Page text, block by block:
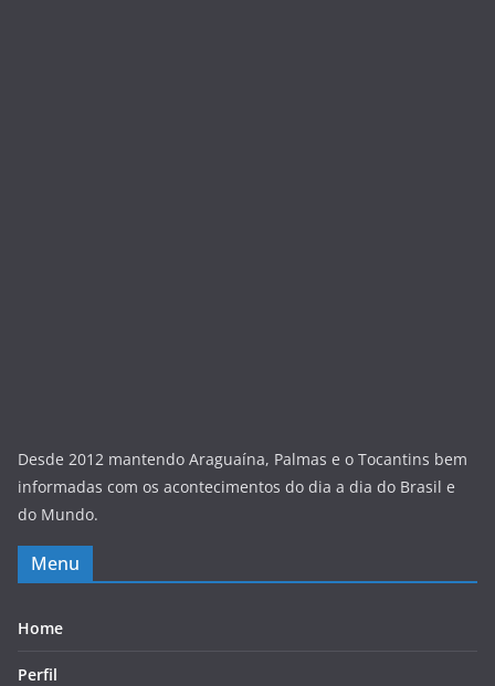
Desde 2012 mantendo Araguaína, Palmas e o Tocantins bem
informadas com os acontecimentos do dia a dia do Brasil e
do Mundo.
Menu
Home
Perfil